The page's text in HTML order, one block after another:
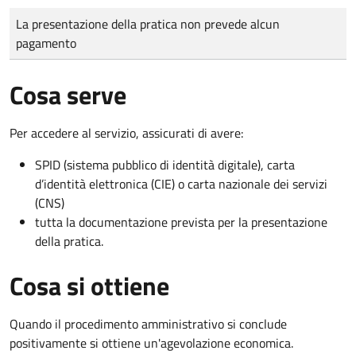
Tipo di pagamento
Importo
La presentazione della pratica non prevede alcun
pagamento
Cosa serve
Per accedere al servizio, assicurati di avere:
SPID (sistema pubblico di identità digitale), carta
d’identità elettronica (CIE) o carta nazionale dei servizi
(CNS)
tutta la documentazione prevista per la presentazione
della pratica.
Cosa si ottiene
Quando il procedimento amministrativo si conclude
positivamente si ottiene un'agevolazione economica.